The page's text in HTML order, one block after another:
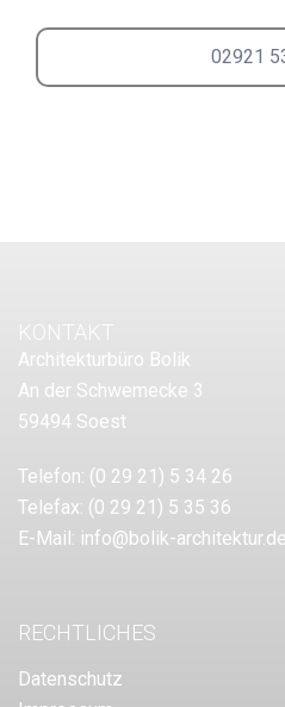
02921
KONTAKT
Architekturbüro Bolik
An der Schwemecke 3
59494 Soest
Telefon: (0 29 21) 5 34 26
Telefax: (0 29 21) 5 35 36
E-Mail: info@bolik-architektur.de
RECHTLICHES
Datenschutz